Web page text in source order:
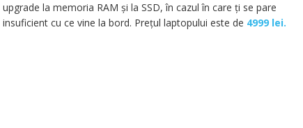
upgrade la memoria RAM și la SSD, în cazul în care ți se pare
insuficient cu ce vine la bord. Prețul laptopului este de 4999 lei.